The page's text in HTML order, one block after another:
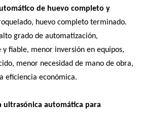
de huevo completo y
huevo completo terminado.
grado de automatización,
fiable, menor inversión en equipos,
menor necesidad de mano de obra,
eficiencia económica.
ultrasónica automática para